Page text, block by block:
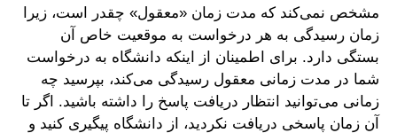
مشخص نمی‌کند که مدت زمان «معقول» چقدر است، زیرا
زمان رسیدگی به هر درخواست به موقعیت خاص آن
بستگی دارد. برای اطمینان از اینکه دانشگاه به درخواست
شما در مدت زمانی معقول رسیدگی می‌کند، بپرسید چه
زمانی می‌توانید انتظار دریافت پاسخ را داشته باشید. اگر تا
آن زمان پاسخی دریافت نکردید، از دانشگاه پیگیری کنید و